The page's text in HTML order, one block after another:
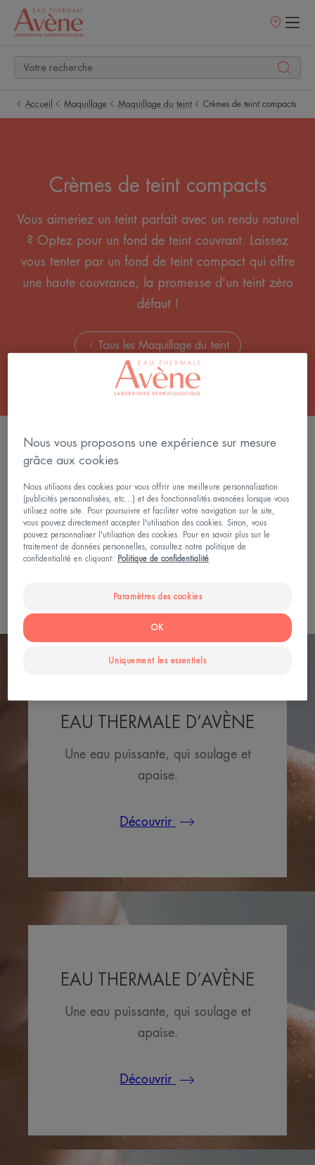
Points
Accueil Maquillage Maquillage du teint Crèmes de teint compacts
Crèmes de teint compacts
Vous aimeriez un teint parfait avec un rendu naturel
? Optez pour un fond de teint couvrant. Laissez
vous tenter par un fond de teint compact qui offre
une haute couvrance, la promesse d'un teint zéro
défaut !
Tous les Maquillage du teint
0 résultat pour "Crèmes de teint compacts"
Recherche par problématique, gamme ou type de
produit
EAU THERMALE D’AVÈNE
Une eau puissante, qui soulage et
apaise.
Découvrir
EAU THERMALE D’AVÈNE
Une eau puissante, qui soulage et
apaise.
Découvrir
Nous vous proposons une expérience sur mesure
grâce aux cookies
Nous utilisons des cookies pour vous offrir une meilleure personnalisation
(publicités personnalisées, etc...) et des fonctionnalités avancées lorsque vous
utilisez notre site. Pour poursuivre et faciliter votre navigation sur le site,
vous pouvez directement accepter l'utilisation des cookies. Sinon, vous
pouvez personnaliser l'utilisation des cookies. Pour en savoir plus sur le
traitement de données personnelles, consultez notre politique de
confidentialité en cliquant:
Politique de confidentialité
Paramètres des cookies
Uniquement les essentiels
OK